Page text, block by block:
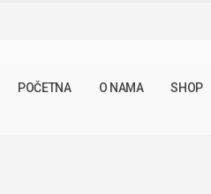
POČETNA O NAMA SHOP